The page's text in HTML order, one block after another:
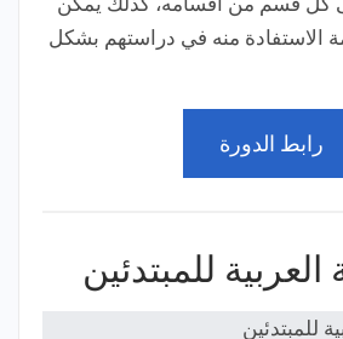
الاستفادة منه في دراستهم بشكل
رابط الدورة
العربية للمبتدئين